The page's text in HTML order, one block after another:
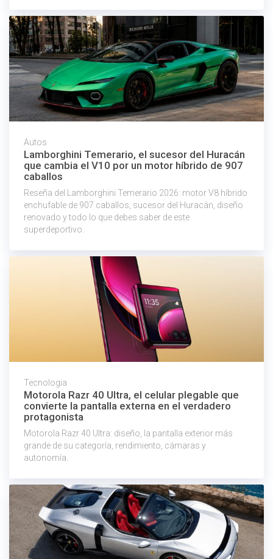
Autos
Lamborghini Temerario, el sucesor del Huracán
que cambia el V10 por un motor híbrido de 907
caballos
Reseña del Lamborghini Temerario 2026: motor V8 híbrido
enchufable de 907 caballos, sucesor del Huracán, diseño
renovado y todo lo que debes saber de este
superdeportivo.
Tecnologia
Motorola Razr 40 Ultra, el celular plegable que
convierte la pantalla externa en el verdadero
protagonista
Motorola Razr 40 Ultra: diseño, la pantalla exterior más
grande de su categoría, rendimiento, cámaras y
autonomía.